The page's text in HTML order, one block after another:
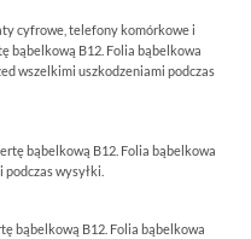
cyfrowe, telefony komórkowe i
bąbelkową B12. Folia bąbelkowa
wszelkimi uszkodzeniami podczas
bąbelkową B12. Folia bąbelkowa
wysyłki.
bąbelkową B12. Folia bąbelkowa